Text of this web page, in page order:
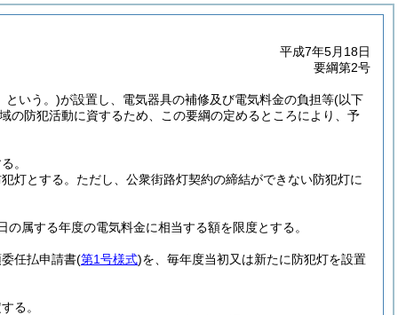
平成7年5月18日
要綱第2号
という。)が設置し、電気器具の補修及び電気料金の負担等(以下
の防犯活動に資するため、この要綱の定めるところにより、予
。
灯とする。 ただし、公衆街路灯契約の締結ができない防犯灯に
属する年度の電気料金に相当する額を限度とする。
任払申請書(第1号様式)を、毎年度当初又は新たに防犯灯を設置
る。